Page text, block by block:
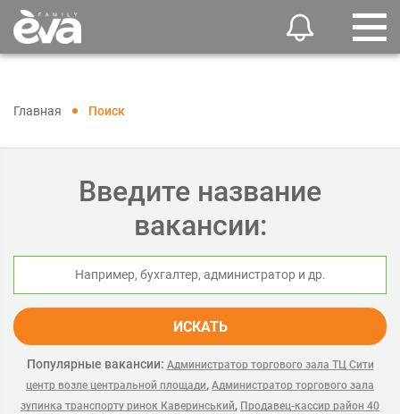
Главная Поиск
Введите название
вакансии:
ИСКАТЬ
Популярные вакансии: Администратор торгового зала ТЦ Сити
центр возле центральной площади, Администратор торгового зала
зупинка транспорту ринок Каверинський, Продавец-кассир район 40